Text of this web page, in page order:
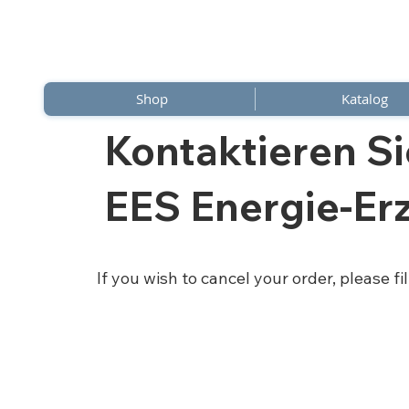
Shop Katalog
Kontaktieren
EES Energie-
If you wish to cancel your order, please